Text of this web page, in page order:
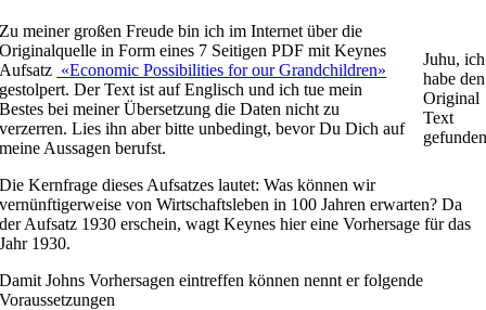
Juhu, ich
habe den
Original
Text
gefunden
Zu meiner großen Freude bin ich im Internet über die
Originalquelle in Form eines 7 Seitigen PDF mit Keynes
Aufsatz «Economic Possibilities for our Grandchildren»
gestolpert. Der Text ist auf Englisch und ich tue mein
Bestes bei meiner Übersetzung die Daten nicht zu
verzerren. Lies ihn aber bitte unbedingt, bevor Du Dich auf
meine Aussagen berufst.
Die Kernfrage dieses Aufsatzes lautet: Was können wir
vernünftigerweise von Wirtschaftsleben in 100 Jahren erwarten? Da
der Aufsatz 1930 erschein, wagt Keynes hier eine Vorhersage für das
Jahr 1930.
Damit Johns Vorhersagen eintreffen können nennt er folgende
Voraussetzungen